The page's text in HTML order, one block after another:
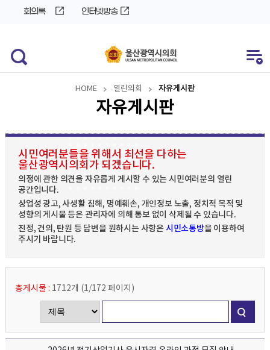
회의록 인터넷방송
HOME 열린의회 자유게시판
자유게시판
시민여러분들을 위해서 최선을 다하는
울산광역시의회가 되겠습니다.
의정에 관한 의견을 자유롭게 게시할 수 있는 시민여러분의 열린
공간입니다.
상업성 광고, 사생활 침해, 명예훼손, 개인정보 노출, 정치적 목적 및
성향의 게시물 등은 관리자에 의해 통보 없이 삭제될 수 있습니다.
진정, 건의, 탄원 등 답변을 원하시는 사항은시민소통방을 이용하여
주시기 바랍니다.
총게시물 : 1712개 (1/172 페이지 )